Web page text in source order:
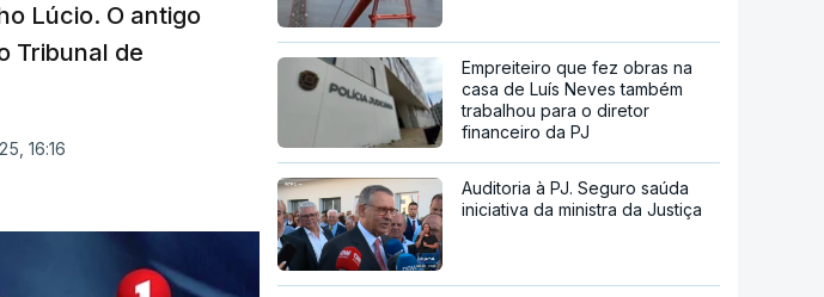
Lúcio. O antigo
Tribunal de
16:16
Empreiteiro que fez obras na
casa de Luís Neves também
trabalhou para o diretor
financeiro da PJ
Auditoria à PJ. Seguro saúda
iniciativa da ministra da Justiça